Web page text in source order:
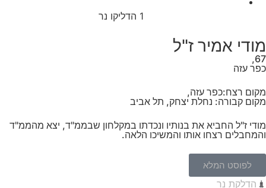
1 הדליקו נר
מודי אמיר ז"ל
67,
כפר עזה
מקום רצח:כפר עזה,
מקום קבורה: נחלת יצחק, תל אביב
מודי ז"ל החביא את בנותיו ונכדתו במקלחון שבממ"ד, יצא מהממ"ד
והמחבלים רצחו אותו והמשיכו הלאה.
לפוסט המלא
הדלקת נר